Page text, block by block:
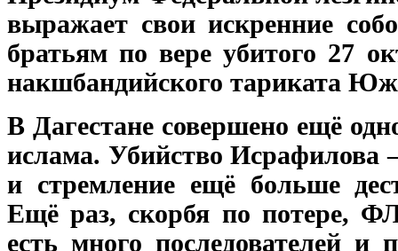
выражает свои искренние
братьям по вере убитого 27
накшбандийского тариката
В Дагестане совершено ещё
ислама. Убийство Исрафилова
и стремление ещё больше
Ещё раз, скорбя по потере,
есть много последователей